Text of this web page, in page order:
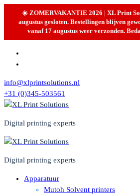
☀️ ZOMERVAKANTIE 2026 | XL Print
augustus gesloten. Bestellingen blijven
vanaf 17 augustus weer verzonden.
Skip
info@xlprintsolutions.nl
+31 (0)345-503561
Digital printing experts
Digital printing experts
Apparatuur
Mutoh Solvent printers